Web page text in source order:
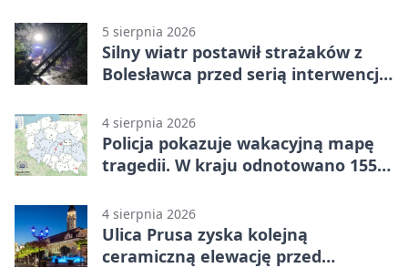
5 sierpnia 2026
Silny wiatr postawił strażaków z
Bolesławca przed serią interwencji -
4 sierpnia 2026
Policja pokazuje wakacyjną mapę
tragedii. W kraju odnotowano 155
4 sierpnia 2026
Ulica Prusa zyska kolejną
ceramiczną elewację przed